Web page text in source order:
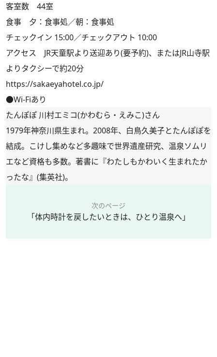
客室数 44室
食事 夕：食事処／朝：食事処
チェックイン 15:00／チェックアウト 10:00
アクセス JR天童駅より送迎あり(要予約)、またはJR山寺駅
よりタクシーで約20分
https://sakaeyahotel.co.jp/
●Wi-Fiあり
たんぽぽ 川村エミコ(かわむら・えみこ)さん
1979年神奈川県生まれ。2008年、白鳥久美子とたんぽぽを
結成。こけし集めなど多趣味で世界遺産研究、温泉ソムリ
エなど資格も多数。著書に『わたしもかわいく生まれたか
ったな』(集英社)。
次のページ
「体内時計を戻したいときは、ひとり温泉へ」